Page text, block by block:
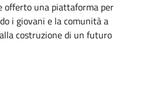
offerto una piattaforma per
i giovani e la comunità a
costruzione di un futuro